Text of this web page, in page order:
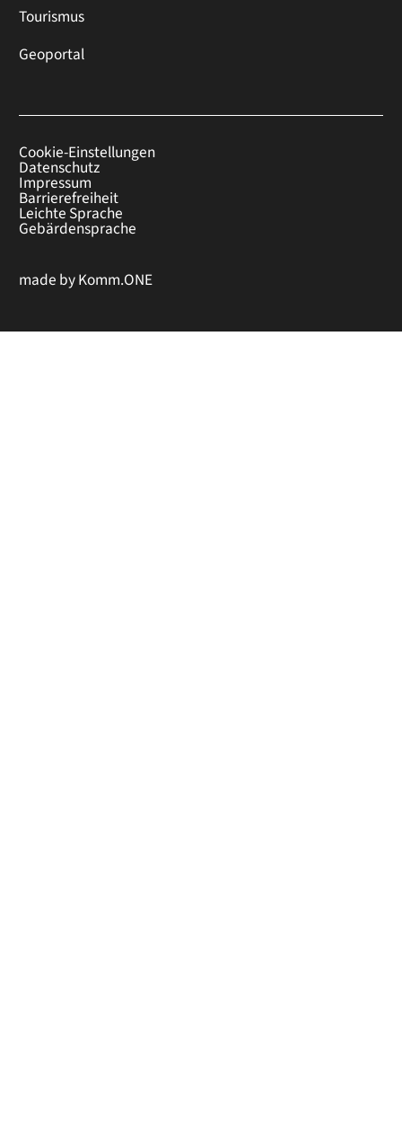
Tourismus
Geoportal
Cookie-Einstellungen
Datenschutz
Impressum
Barrierefreiheit
Leichte Sprache
Gebärdensprache
made byKomm.ONE